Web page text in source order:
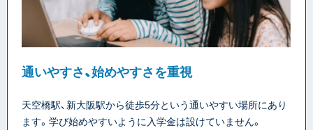
通いやすさ、始めやすさを重視
天空橋駅、新大阪駅から徒歩5分という通いやすい場所にあり
ます。学び始めやすいように入学金は設けていません。